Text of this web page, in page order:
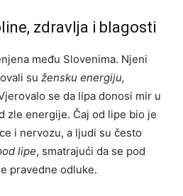
zdravlja i blagosti
među Slovenima. Njeni
su žensku energiju,
se da lipa donosi mir u
zle energije. Čaj od lipe bio je
i nervozu, a ljudi su često
lipe, smatrajući da se pod
pravedne odluke.